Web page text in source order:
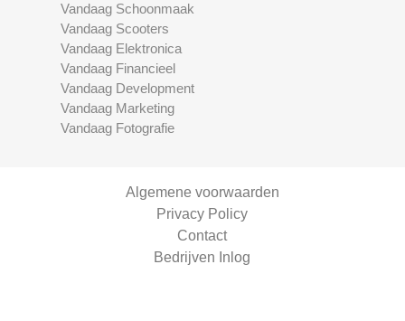
Vandaag Schoonmaak
Vandaag Scooters
Vandaag Elektronica
Vandaag Financieel
Vandaag Development
Vandaag Marketing
Vandaag Fotografie
Algemene voorwaarden
Privacy Policy
Contact
Bedrijven Inlog